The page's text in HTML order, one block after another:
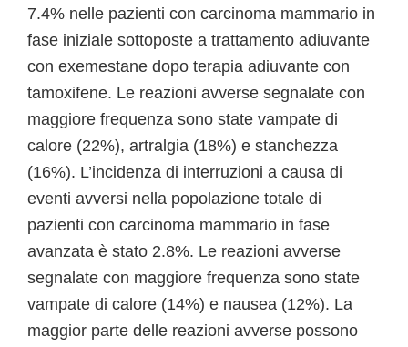
7.4% nelle pazienti con carcinoma mammario in
fase iniziale sottoposte a trattamento adiuvante
con exemestane dopo terapia adiuvante con
tamoxifene. Le reazioni avverse segnalate con
maggiore frequenza sono state vampate di
calore (22%), artralgia (18%) e stanchezza
(16%). L’incidenza di interruzioni a causa di
eventi avversi nella popolazione totale di
pazienti con carcinoma mammario in fase
avanzata è stato 2.8%. Le reazioni avverse
segnalate con maggiore frequenza sono state
vampate di calore (14%) e nausea (12%). La
maggior parte delle reazioni avverse possono